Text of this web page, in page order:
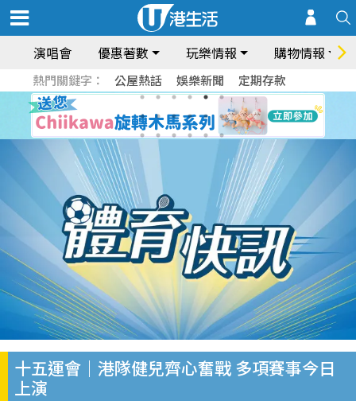
演唱會 優惠著數 玩樂情報 購物情報
熱門關鍵字： 公屋熱話 娛樂新聞 定期存款
十五運會｜港隊健兒齊心奮戰 多項賽事今日
上演